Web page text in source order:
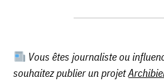
Vous êtes journaliste ou
souhaitez publier un projet